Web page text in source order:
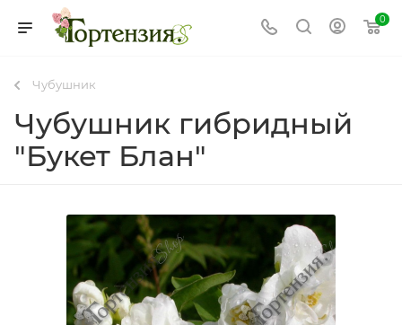
0
Чубушник
Чубушник гибридный
"Букет Блан"